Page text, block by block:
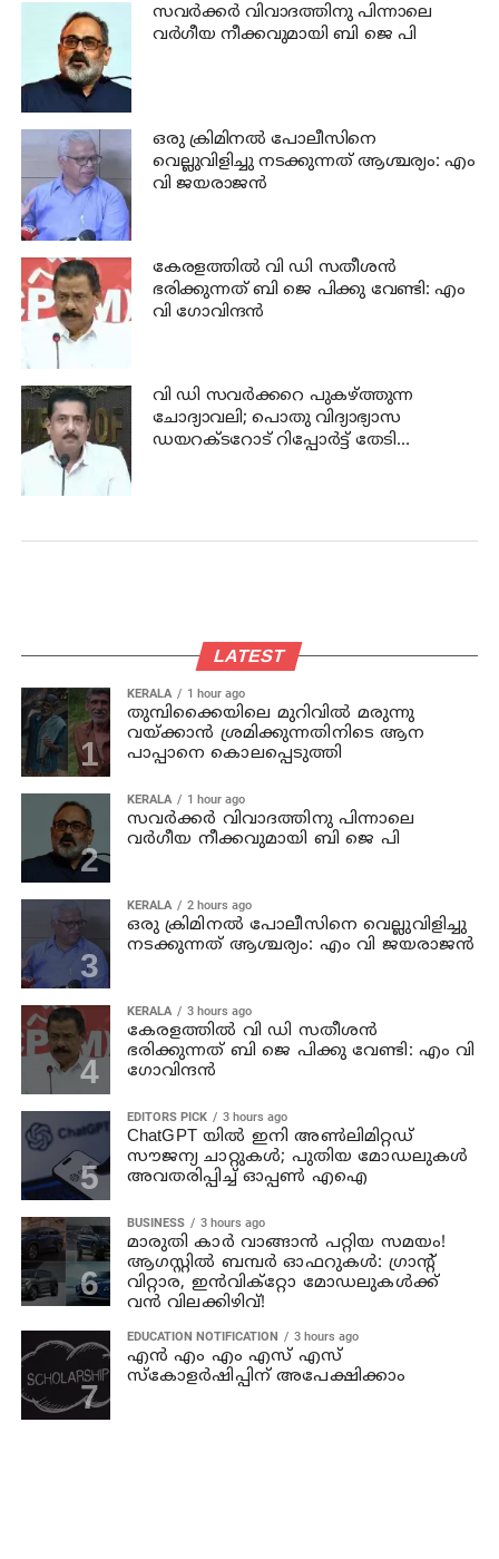
സവര്‍ക്കര്‍ വിവാദത്തിനു പിന്നാലെ
വര്‍ഗീയ നീക്കവുമായി ബി ജെ പി
ഒരു ക്രിമിനല്‍ പോലീസിനെ
വെല്ലുവിളിച്ചു നടക്കുന്നത് ആശ്ചര്യം: എം
വി ജയരാജന്‍
കേരളത്തില്‍ വി ഡി സതീശന്‍
ഭരിക്കുന്നത് ബി ജെ പിക്കു വേണ്ടി: എം
വി ഗോവിന്ദന്‍
വി ഡി സവര്‍ക്കറെ പുകഴ്ത്തുന്ന
ചോദ്യാവലി; പൊതു വിദ്യാഭ്യാസ
ഡയറക്ടറോട് റിപ്പോര്‍ട്ട് തേടി
LATEST
KERALA 1 hour ago
തുമ്പിക്കൈയിലെ മുറിവില്‍ മരുന്നു
വയ്ക്കാന്‍ ശ്രമിക്കുന്നതിനിടെ ആന
പാപ്പാനെ കൊലപ്പെടുത്തി
KERALA 1 hour ago
സവര്‍ക്കര്‍ വിവാദത്തിനു പിന്നാലെ
വര്‍ഗീയ നീക്കവുമായി ബി ജെ പി
KERALA 2 hours ago
ഒരു ക്രിമിനല്‍ പോലീസിനെ വെല്ലുവിളിച്ചു
നടക്കുന്നത് ആശ്ചര്യം: എം വി ജയരാജന്‍
KERALA 3 hours ago
കേരളത്തില്‍ വി ഡി സതീശന്‍
ഭരിക്കുന്നത് ബി ജെ പിക്കു വേണ്ടി: എം വി
ഗോവിന്ദന്‍
EDITORS PICK 3 hours ago
ChatGPT യിൽ ഇനി അൺലിമിറ്റഡ്
സൗജന്യ ചാറ്റുകൾ; പുതിയ മോഡലുകൾ
അവതരിപ്പിച്ച് ഓപ്പൺ എഐ
BUSINESS 3 hours ago
മാരുതി കാർ വാങ്ങാൻ പറ്റിയ സമയം!
ആഗസ്റ്റിൽ ബമ്പർ ഓഫറുകൾ: ഗ്രാന്റ്
വിറ്റാര, ഇൻവിക്റ്റോ മോഡലുകൾക്ക്
വൻ വിലക്കിഴിവ്!
EDUCATION NOTIFICATION 3 hours ago
എൻ എം എം എസ് എസ്
സ്കോളർഷിപ്പിന് അപേക്ഷിക്കാം